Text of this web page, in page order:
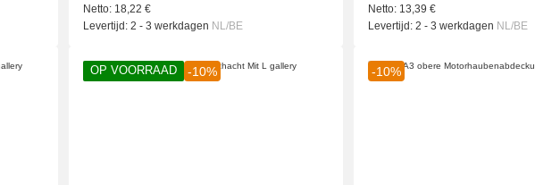
Netto: 18,22 €
Levertijd: 2 - 3 werkdagen NL/BE
Netto: 13,39 €
Levertijd: 2 - 3 werkdagen NL/BE
OP VOORRAAD -10% -10%